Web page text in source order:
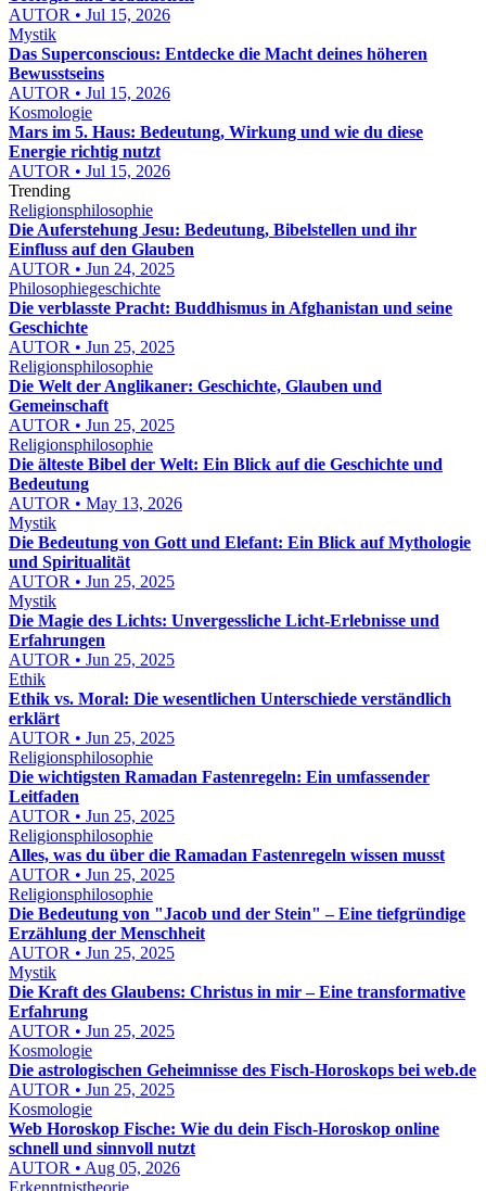
AUTOR • Jul 15, 2026
Mystik
Das Superconscious: Entdecke die Macht deines höheren
Bewusstseins
AUTOR • Jul 15, 2026
Kosmologie
Mars im 5. Haus: Bedeutung, Wirkung und wie du diese
Energie richtig nutzt
AUTOR • Jul 15, 2026
Trending
Religionsphilosophie
Die Auferstehung Jesu: Bedeutung, Bibelstellen und ihr
Einfluss auf den Glauben
AUTOR • Jun 24, 2025
Philosophiegeschichte
Die verblasste Pracht: Buddhismus in Afghanistan und seine
Geschichte
AUTOR • Jun 25, 2025
Religionsphilosophie
Die Welt der Anglikaner: Geschichte, Glauben und
Gemeinschaft
AUTOR • Jun 25, 2025
Religionsphilosophie
Die älteste Bibel der Welt: Ein Blick auf die Geschichte und
Bedeutung
AUTOR • May 13, 2026
Mystik
Die Bedeutung von Gott und Elefant: Ein Blick auf Mythologie
und Spiritualität
AUTOR • Jun 25, 2025
Mystik
Die Magie des Lichts: Unvergessliche Licht-Erlebnisse und
Erfahrungen
AUTOR • Jun 25, 2025
Ethik
Ethik vs. Moral: Die wesentlichen Unterschiede verständlich
erklärt
AUTOR • Jun 25, 2025
Religionsphilosophie
Die wichtigsten Ramadan Fastenregeln: Ein umfassender
Leitfaden
AUTOR • Jun 25, 2025
Religionsphilosophie
Alles, was du über die Ramadan Fastenregeln wissen musst
AUTOR • Jun 25, 2025
Religionsphilosophie
Die Bedeutung von "Jacob und der Stein" – Eine tiefgründige
Erzählung der Menschheit
AUTOR • Jun 25, 2025
Mystik
Die Kraft des Glaubens: Christus in mir – Eine transformative
Erfahrung
AUTOR • Jun 25, 2025
Kosmologie
Die astrologischen Geheimnisse des Fisch-Horoskops bei web.de
AUTOR • Jun 25, 2025
Kosmologie
Web Horoskop Fische: Wie du dein Fisch-Horoskop online
schnell und sinnvoll nutzt
AUTOR • Aug 05, 2026
Erkenntnistheorie